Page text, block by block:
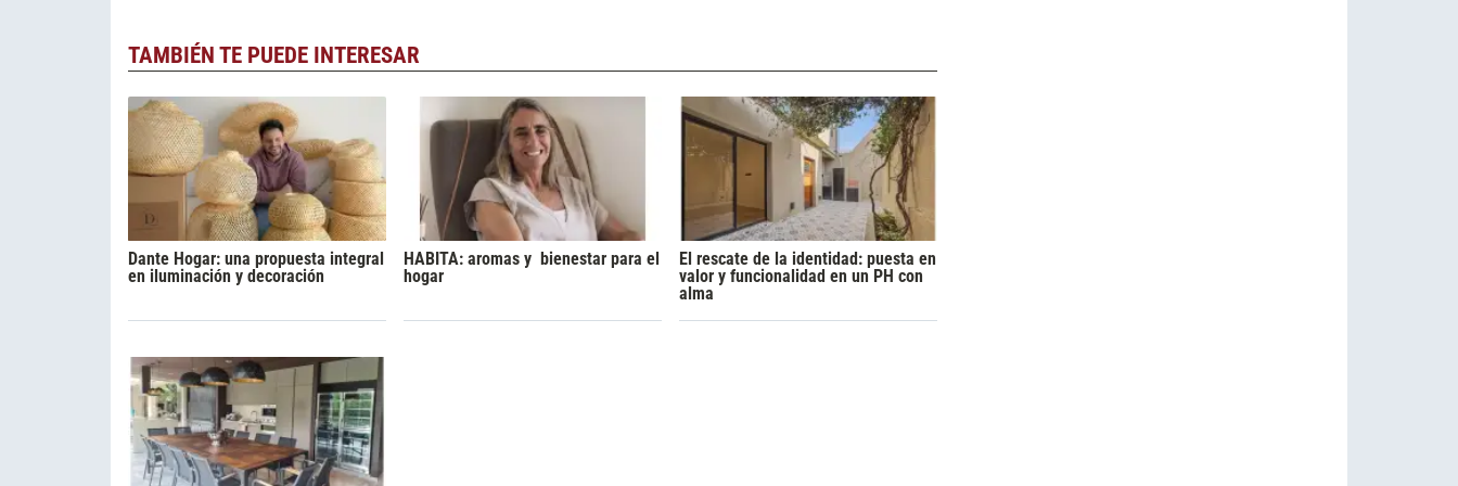
TAMBIÉN TE PUEDE INTERESAR
Dante Hogar: una propuesta integral
en iluminación y decoración
HABITA: aromas y bienestar para el
hogar
El rescate de la identidad: puesta en
valor y funcionalidad en un PH con
alma